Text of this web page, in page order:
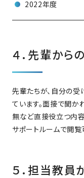
2022年度
４．先輩から
先輩たちが、自分の
ています。面接で聞
無など直接役立つ内容
サポートルームで閲覧
５．担当教員